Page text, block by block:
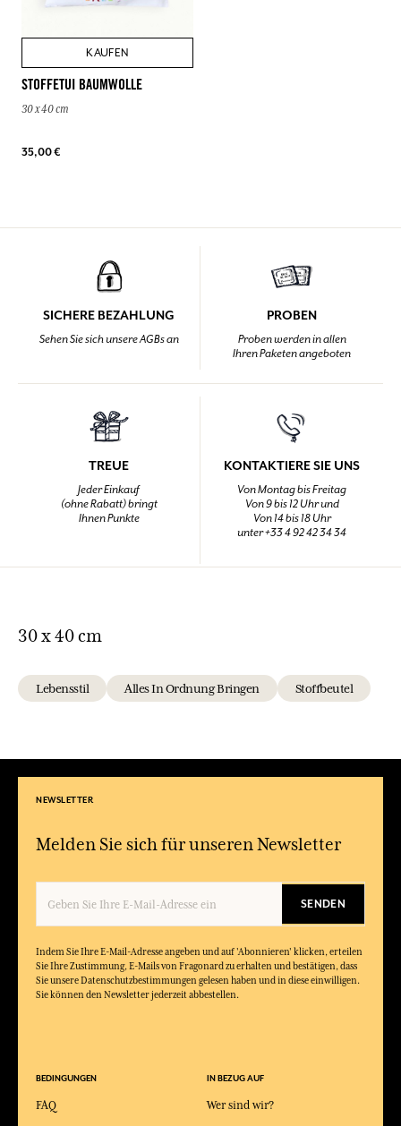
KAUFEN
STOFFETUI BAUMWOLLE
30 x 40 cm
35,00 €
SICHERE BEZAHLUNG
Sehen Sie sich unsere AGBs an
PROBEN
Proben werden in allen
Ihren Paketen angeboten
TREUE
Jeder Einkauf
(ohne Rabatt) bringt
Ihnen Punkte
KONTAKTIERE SIE UNS
Von Montag bis Freitag
Von 9 bis 12 Uhr und
Von 14 bis 18 Uhr
unter +33 4 92 42 34 34
30 x 40 cm
Lebensstil Alles In Ordnung Bringen Stoffbeutel
NEWSLETTER
Melden Sie sich für unseren Newsletter
SENDEN
Indem Sie Ihre E-Mail-Adresse angeben und auf 'Abonnieren' klicken, erteilen
Sie Ihre Zustimmung, E-Mails von Fragonard zu erhalten und bestätigen, dass
Sie unsere Datenschutzbestimmungen gelesen haben und in diese einwilligen.
Sie können den Newsletter jederzeit abbestellen.
BEDINGUNGEN
FAQ
IN BEZUG AUF
Wer sind wir?